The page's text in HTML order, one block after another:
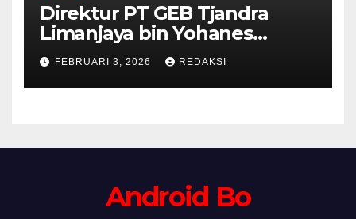
Direktur PT GEB Tjandra
Limanjaya bin Yohanes
Limanjaya dan Semangat
Membangun Negeri
FEBRUARI 3, 2026 REDAKSI
Android Bo